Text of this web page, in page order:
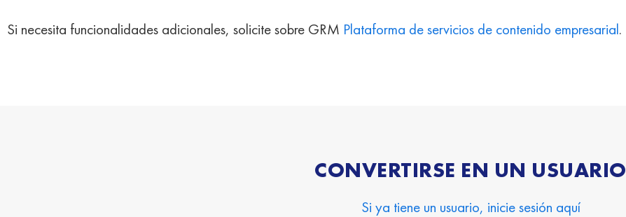
Si necesita funcionalidades adicionales, solicite sobre GRM Plataforma de servicios de contenido empresarial.
CONVERTIRSE EN UN USUARIO
Si ya tiene un usuario, inicie sesión aquí